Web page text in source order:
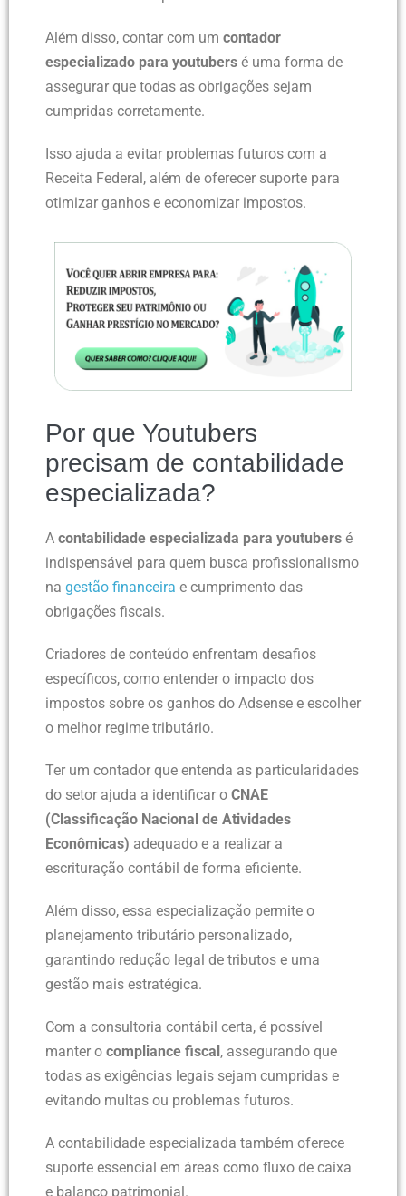
Além disso, contar com um contador
especializado para youtubers é uma forma de
assegurar que todas as obrigações sejam
cumpridas corretamente.
Isso ajuda a evitar problemas futuros com a
Receita Federal, além de oferecer suporte para
otimizar ganhos e economizar impostos.
Por que Youtubers
precisam de contabilidade
especializada?
A contabilidade especializada para youtubers é
indispensável para quem busca profissionalismo
na gestão financeira e cumprimento das
obrigações fiscais.
Criadores de conteúdo enfrentam desafios
específicos, como entender o impacto dos
impostos sobre os ganhos do Adsense e escolher
o melhor regime tributário.
Ter um contador que entenda as particularidades
do setor ajuda a identificar o CNAE
(Classificação Nacional de Atividades
Econômicas) adequado e a realizar a
escrituração contábil de forma eficiente.
Além disso, essa especialização permite o
planejamento tributário personalizado,
garantindo redução legal de tributos e uma
gestão mais estratégica.
Com a consultoria contábil certa, é possível
manter o compliance fiscal , assegurando que
todas as exigências legais sejam cumpridas e
evitando multas ou problemas futuros.
A contabilidade especializada também oferece
suporte essencial em áreas como fluxo de caixa
e balanço patrimonial.